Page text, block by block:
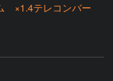
×1.4テレコンバー